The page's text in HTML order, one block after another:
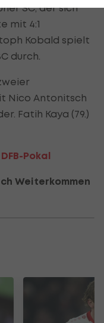
SC, der sich
mit 4:1
Kobald spielt
durch.
Nico Antonitsch
Fatih Kaya (79.)
Pokal
Weiterkommen